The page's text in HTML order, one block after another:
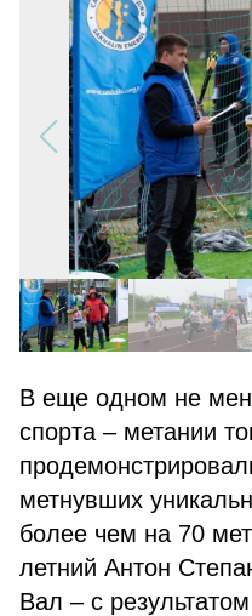
В еще одном не
спорта – метании
метнувших
более чем на 70
летний Антон
Вал – с